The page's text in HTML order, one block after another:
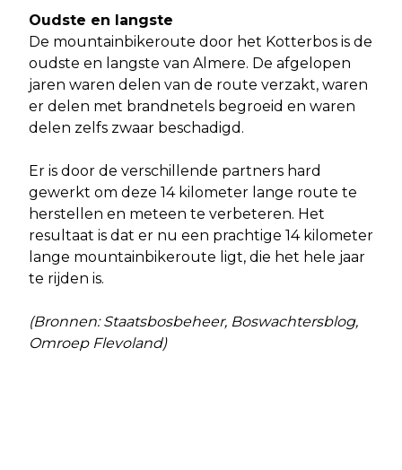
Oudste en langste
De mountainbikeroute door het Kotterbos is de
oudste en langste van Almere. De afgelopen
jaren waren delen van de route verzakt, waren
er delen met brandnetels begroeid en waren
delen zelfs zwaar beschadigd.
Er is door de verschillende partners hard
gewerkt om deze 14 kilometer lange route te
herstellen en meteen te verbeteren. Het
resultaat is dat er nu een prachtige 14 kilometer
lange mountainbikeroute ligt, die het hele jaar
te rijden is.
(Bronnen: Staatsbosbeheer, Boswachtersblog,
Omroep Flevoland)